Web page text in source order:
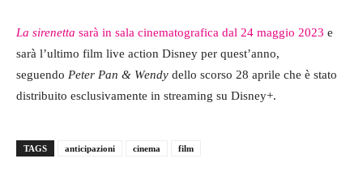
La sirenetta sarà in sala cinematografica dal 24 maggio 2023 e
sarà l’ultimo film live action Disney per quest’anno,
seguendo Peter Pan & Wendy dello scorso 28 aprile che è stato
distribuito esclusivamente in streaming su Disney+.
TAGS anticipazioni cinema film